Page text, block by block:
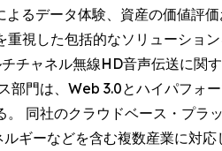
データ体験、資産の価値評価
視した包括的なソリューショ
ャネル無線HD音声伝送に関
門は、Web 3.0とハイパフォ
同社のクラウドベース・プラ
ギーなどを含む複数産業に対